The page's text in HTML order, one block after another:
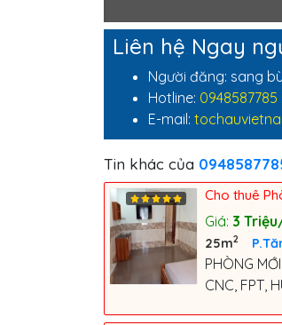
Liên hệ Ngay
Người đăng: sang
Hotline: 0948587785
E-mail:
Tin khác của
Cho thuê
Giá: 3
25m2
PHÒNG
CNC, FPT,